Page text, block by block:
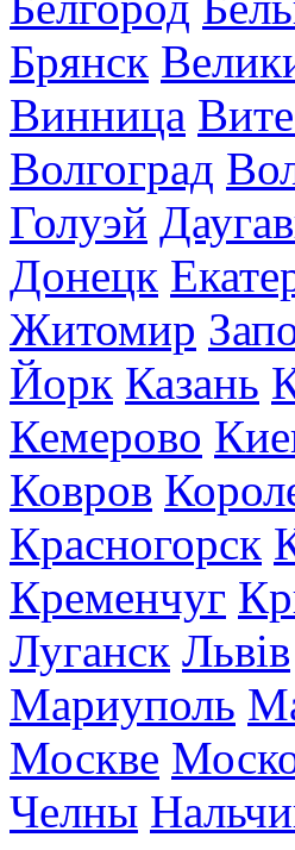
Брянск
Винница
Волгоград
Голуэй
Донецк
Житомир
Йорк Казань
Кемерово
Ковров
Красногорск
Кременчуг
Луганск Львів
Мариуполь
Москве
Челны